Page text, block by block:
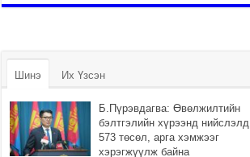
Шинэ Их Үзсэн
Б.Пүрэвдагва: Өвөлжилтийн
бэлтгэлийн хүрээнд нийслэлд
573 төсөл, арга хэмжээг
хэрэгжүүлж байна